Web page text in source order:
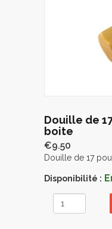
Douille de
boite
€9.50
Douille de 17
Disponibilité :